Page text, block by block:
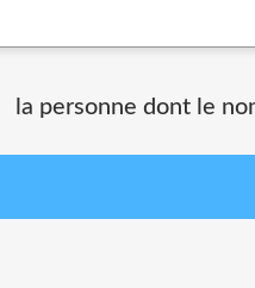
la personne dont le